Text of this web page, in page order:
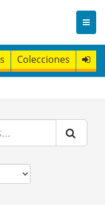
Colecciones